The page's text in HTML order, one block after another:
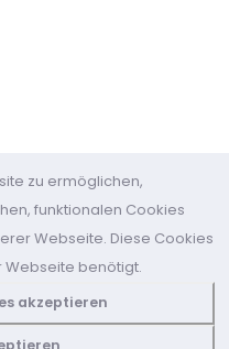
Produkte.
Schulung
zu ermöglichen,
funktionalen Cookies
Webseite. Diese Cookies
benötigt.
akzeptieren